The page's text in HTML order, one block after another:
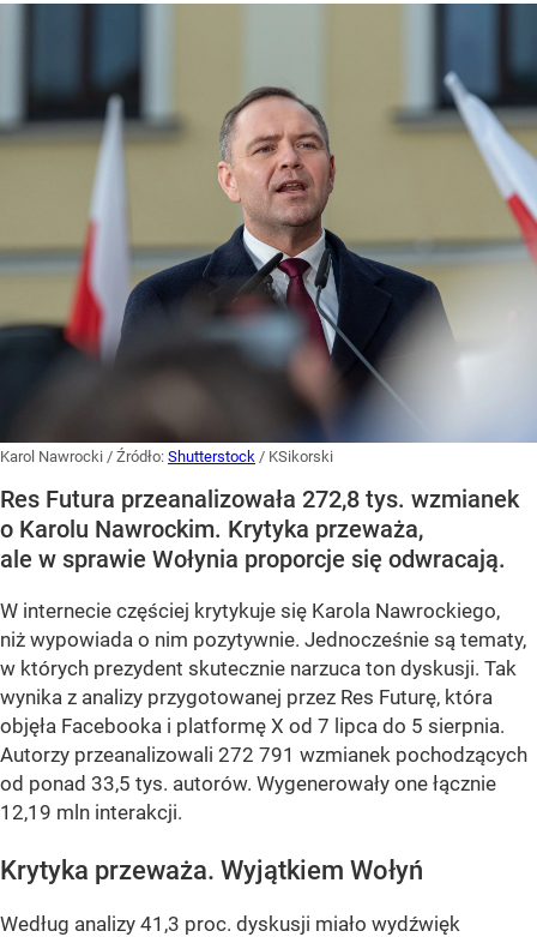
Karol Nawrocki / Źródło: Shutterstock / KSikorski
Res Futura przeanalizowała 272,8 tys. wzmianek
o Karolu Nawrockim. Krytyka przeważa,
ale w sprawie Wołynia proporcje się odwracają.
W internecie częściej krytykuje się Karola Nawrockiego,
niż wypowiada o nim pozytywnie. Jednocześnie są tematy,
w których prezydent skutecznie narzuca ton dyskusji. Tak
wynika z analizy przygotowanej przez Res Futurę, która
objęła Facebooka i platformę X od 7 lipca do 5 sierpnia.
Autorzy przeanalizowali 272 791 wzmianek pochodzących
od ponad 33,5 tys. autorów. Wygenerowały one łącznie
12,19 mln interakcji.
Krytyka przeważa. Wyjątkiem Wołyń
Według analizy 41,3 proc. dyskusji miało wydźwięk